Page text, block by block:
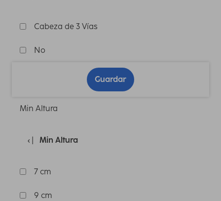
Cabeza de 3 Vías
No
Guardar
Min Altura
Min Altura
7 cm
9 cm